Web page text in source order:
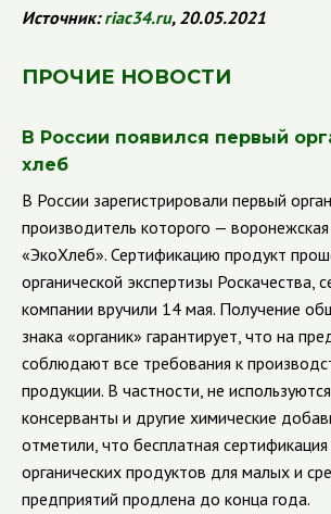
Источник:riac34.ru, 20.05.2021
ПРОЧИЕ НОВОСТИ
В России появился первый
хлеб
В России зарегистрировали первый
производитель которого —
«ЭкоХлеб». Сертификацию продукт
органической экспертизы Роскачества,
компании вручили 14 мая. Получение
знака «органик» гарантирует, что на
соблюдают все требования к
продукции. В частности, не
консерванты и другие химические
отметили, что бесплатная
органических продуктов для малых и
предприятий продлена до конца года.